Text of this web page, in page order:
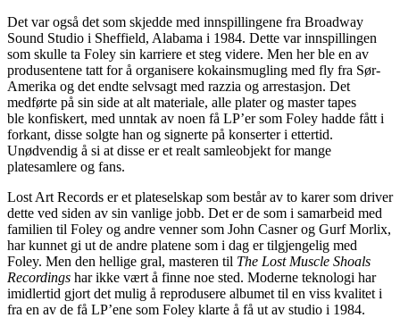
Det var også det som skjedde med innspillingene fra Broadway
Sound Studio i Sheffield, Alabama i 1984. Dette var innspillingen
som skulle ta Foley sin karriere et steg videre. Men her ble en av
produsentene tatt for å organisere kokainsmugling med fly fra Sør-
Amerika og det endte selvsagt med razzia og arrestasjon. Det
medførte på sin side at alt materiale, alle plater og master tapes
ble konfiskert, med unntak av noen få LP’er som Foley hadde fått i
forkant, disse solgte han og signerte på konserter i ettertid.
Unødvendig å si at disse er et realt samleobjekt for mange
platesamlere og fans.
Lost Art Records er et plateselskap som består av to karer som driver
dette ved siden av sin vanlige jobb. Det er de som i samarbeid med
familien til Foley og andre venner som John Casner og Gurf Morlix,
har kunnet gi ut de andre platene som i dag er tilgjengelig med
Foley. Men den hellige gral, masteren til The Lost Muscle Shoals
Recordings har ikke vært å finne noe sted. Moderne teknologi har
imidlertid gjort det mulig å reprodusere albumet til en viss kvalitet i
fra en av de få LP’ene som Foley klarte å få ut av studio i 1984.